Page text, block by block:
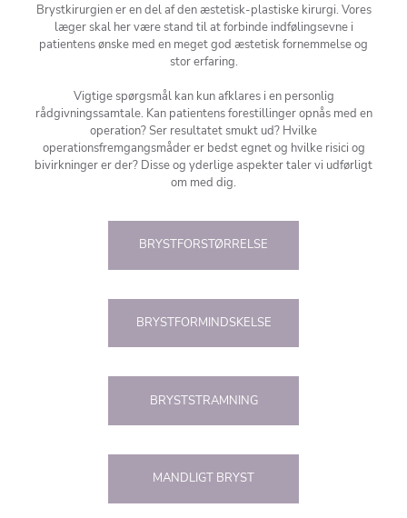
Brystkirurgien er en del af den æstetisk-plastiske kirurgi. Vores
læger skal her være stand til at forbinde indfølingsevne i
patientens ønske med en meget god æstetisk fornemmelse og
stor erfaring.
Vigtige spørgsmål kan kun afklares i en personlig
rådgivningssamtale. Kan patientens forestillinger opnås med en
operation? Ser resultatet smukt ud? Hvilke
operationsfremgangsmåder er bedst egnet og hvilke risici og
bivirkninger er der? Disse og yderlige aspekter taler vi udførligt
om med dig.
BRYSTFORSTØRRELSE
BRYSTFORMINDSKELSE
BRYSTSTRAMNING
MANDLIGT BRYST